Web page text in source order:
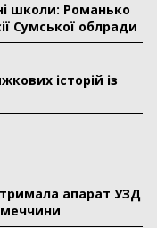
школи: Романько
Сумської облради
історій із
апарат УЗД